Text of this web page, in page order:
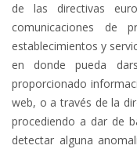
de las directivas
comunicaciones de
establecimientos y
en donde pueda
proporcionado
web, o a través de la
procediendo a dar de
detectar alguna